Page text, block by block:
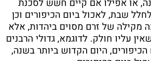
או אפילו אם קיים חשש לסכנת
שבת, לאכול ביום הכיפורים וכן
מקילה של זרם מסוים ביהדות, אלא
עליו חולק. לדוגמא, גדולי הרבנים
הכיפורים, היום הקדוש ביותר בשנה,